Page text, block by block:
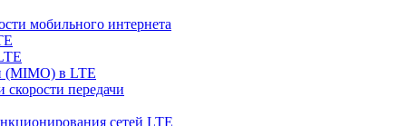
мобильного интернета
(MIMO) в LTE
скорости передачи
сетей LTE